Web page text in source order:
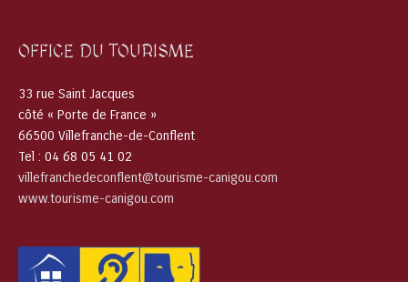
OFFICE DU TOURISME
33 rue Saint Jacques
côté « Porte de France »
66500 Villefranche-de-Conflent
Tel : 04 68 05 41 02
villefranchedeconflent@tourisme-canigou.com
www.tourisme-canigou.com